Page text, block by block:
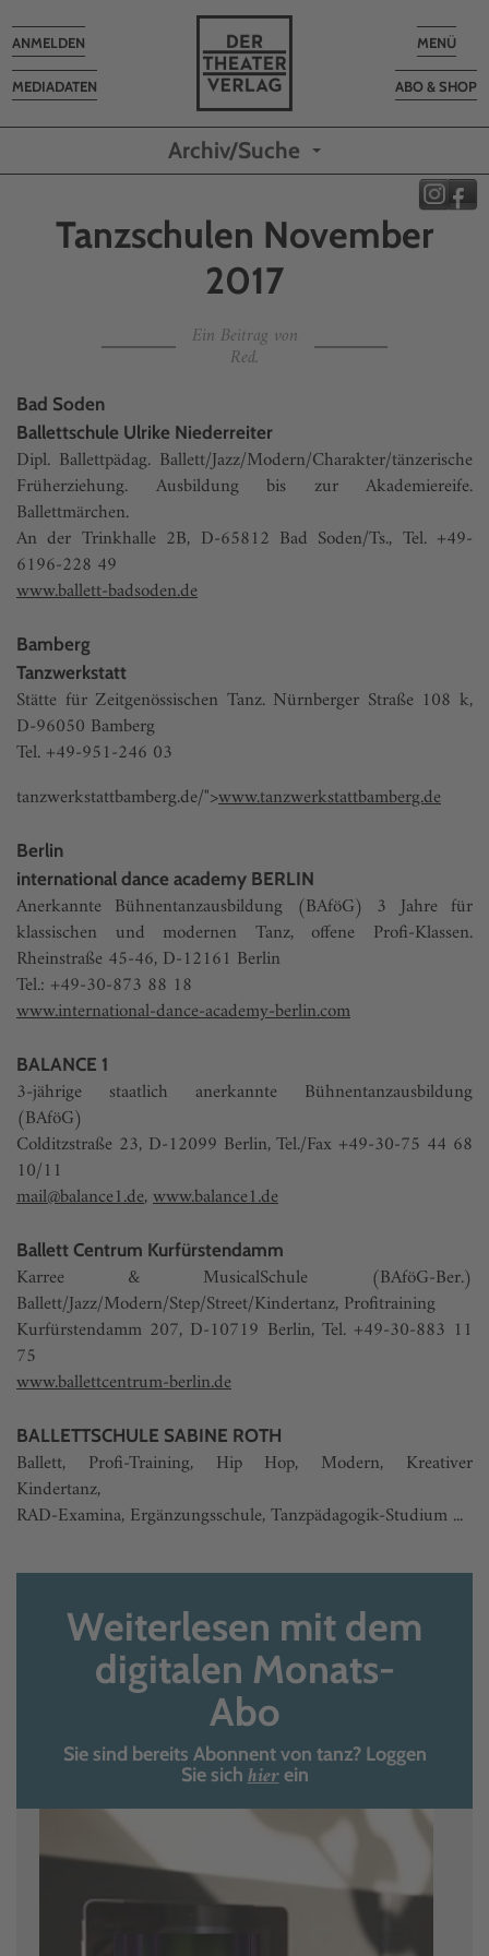
Toggle
MENÜ
ABO & SHOP
MEDIADATEN
Toggle
navigation
ANMELDEN
Archiv/Suche
Tanzschulen November
2017
Ein Beitrag von
Red.
Bad Soden
Ballettschule Ulrike Niederreiter
Dipl. Ballettpädag. Ballett/Jazz/Modern/Charakter/tänzerische
Früherziehung. Ausbildung bis zur Akademiereife.
Ballettmärchen.
An der Trinkhalle 2B, D-65812 Bad Soden/Ts., Tel. +49-
6196-228 49
www.ballett-badsoden.de
Bamberg
Tanzwerkstatt
Stätte für Zeitgenössischen Tanz. Nürnberger Straße 108 k,
D-96050 Bamberg
Tel. +49-951-246 03
tanzwerkstattbamberg.de/">www.tanzwerkstattbamberg.de
Berlin
international dance academy BERLIN
Anerkannte Bühnentanzausbildung (BAföG) 3 Jahre für
klassischen und modernen Tanz, offene Profi-Klassen.
Rheinstraße 45-46, D-12161 Berlin
Tel.: +49-30-873 88 18
www.international-dance-academy-berlin.com
BALANCE 1
3-jährige staatlich anerkannte Bühnentanzausbildung
(BAföG)
Colditzstraße 23, D-12099 Berlin, Tel./Fax +49-30-75 44 68
10/11
mail@balance1.de,www.balance1.de
Ballett Centrum Kurfürstendamm
Karree & MusicalSchule (BAföG-Ber.)
Ballett/Jazz/Modern/Step/Street/Kindertanz, Profitraining
Kurfürstendamm 207, D-10719 Berlin, Tel. +49-30-883 11
75
www.ballettcentrum-berlin.de
BALLETTSCHULE SABINE ROTH
Ballett, Profi-Training, Hip Hop, Modern, Kreativer
Kindertanz,
RAD-Examina, Ergänzungsschule, Tanzpädagogik-Studium ...
Weiterlesen mit dem
digitalen Monats-
Abo
Sie sind bereits Abonnent von tanz? Loggen
Sie sich hierein